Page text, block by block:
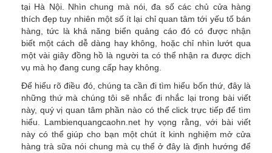
tại Hà Nội. Nhìn chung mà nói, đa số các chủ cửa hàng
thích đẹp tuy nhiên một số ít lại chỉ quan tâm tới yếu tố bán
hàng, tức là khả năng biển quảng cáo đó có được nhận
biết một cách dễ dàng hay không, hoặc chỉ nhìn lướt qua
một vài giây đồng hồ là người ta có thể nhận ra được dịch
vụ mà họ đang cung cấp hay không.
Để hiểu rõ điều đó, chúng ta cần đi tìm hiểu bốn thứ, đây là
những thứ mà chúng tôi sẽ nhắc đi nhắc lại trong bài viết
này, quý vị quan tâm phần nào có thể click trực tiếp để tìm
hiểu. Lambienquangcaohn.net hy vọng rằng, với bài viết
này có thể giúp cho bạn một chút ít kinh nghiệm mở cửa
hàng trà sữa nói chung mà cụ thể ở đây là định hướng để